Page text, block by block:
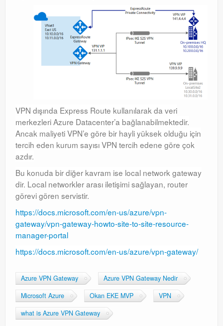
VPN dışında Express Route kullanılarak da veri
merkezleri Azure Datacenter’a bağlanabilmektedir.
Ancak maliyeti VPN’e göre bir hayli yüksek olduğu için
tercih eden kurum sayısı VPN tercih edene göre çok
azdır.
Bu konuda bir diğer kavram ise local network gateway
dir. Local networkler arası iletişimi sağlayan, router
görevi gören servistir.
https://docs.microsoft.com/en-us/azure/vpn-
gateway/vpn-gateway-howto-site-to-site-resource-
manager-portal
https://docs.microsoft.com/en-us/azure/vpn-gateway/
Azure VPN Gateway
Azure VPN Gateway Nedir
Microsoft Azure
Okan EKE MVP
VPN
what is Azure VPN Gateway